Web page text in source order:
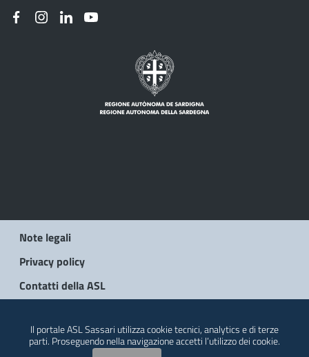
Note legali
Privacy policy
Contatti della ASL
Il portale ASL Sassari utilizza cookie tecnici, analytics e di terze
parti. Proseguendo nella navigazione accetti l’utilizzo dei cookie.